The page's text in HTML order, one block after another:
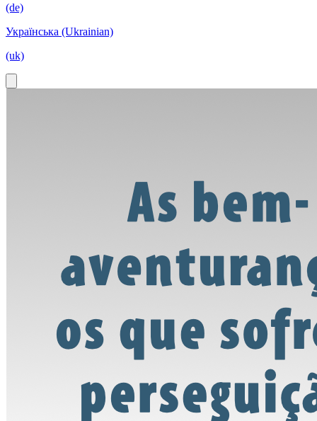
(de)
Українська (Ukrainian)
(uk)